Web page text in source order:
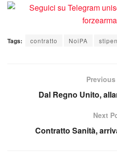
Tags: contratto NoiPA
Dal Regno Unito,
Next
Contratto Sanità,